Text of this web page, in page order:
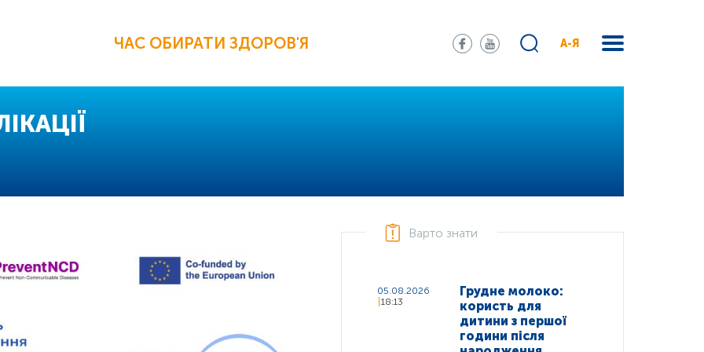
ЧАС ОБИРАТИ ЗДОРОВ'Я А-Я
Варто знати
05.08.2026
18:13
Грудне молоко:
користь для
дитини з першої
години після